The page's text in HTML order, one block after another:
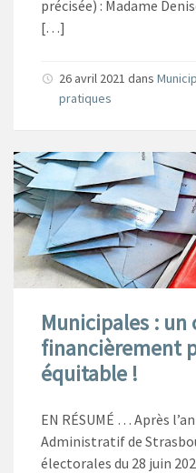
précisée) : Madame
[…]
26 avril 2021 dans
pratiques
Municipales :
financièrement
équitable !
EN RÉSUMÉ … Après
Administratif de
électorales du 28 juin